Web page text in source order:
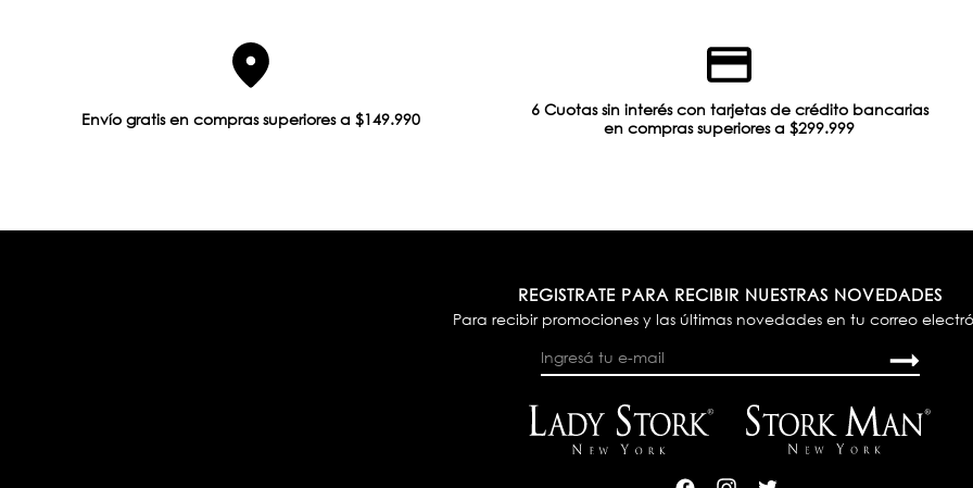
Envío gratis en compras superiores a $149.990
6 Cuotas sin interés con tarjetas de crédito bancarias
en compras superiores a $299.999
REGISTRATE PARA RECIBIR NUESTRAS NOVEDADES
Para recibir promociones y las últimas novedades en tu correo